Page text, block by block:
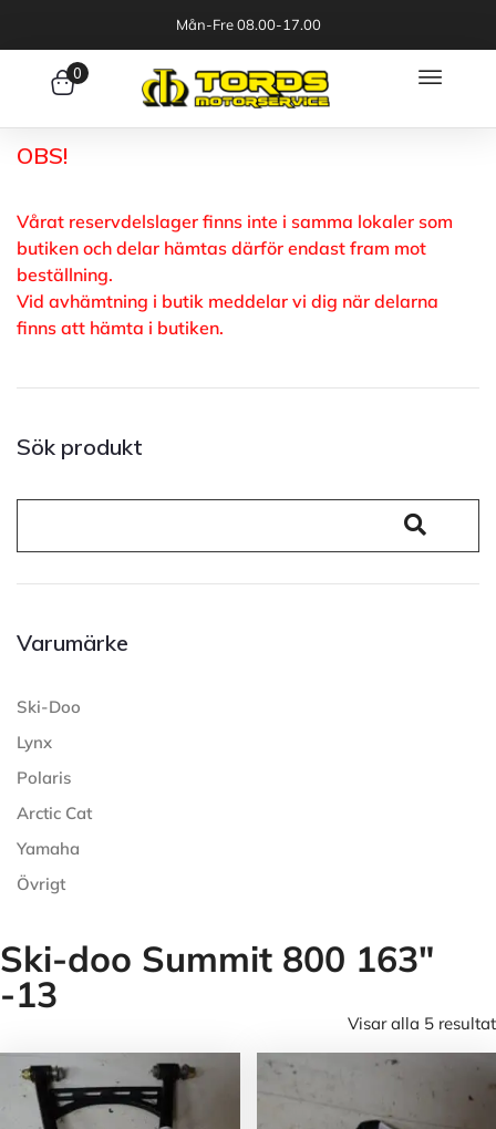
Mån-Fre 08.00-17.00
0
OBS!
Vårat reservdelslager finns inte i samma lokaler som
butiken och delar hämtas därför endast fram mot
beställning.
Vid avhämtning i butik meddelar vi dig när delarna
finns att hämta i butiken.
Sök produkt
Varumärke
Ski-Doo
Lynx
Polaris
Arctic Cat
Yamaha
Övrigt
Ski-doo Summit 800 163"
-13
Visar alla 5 resultat